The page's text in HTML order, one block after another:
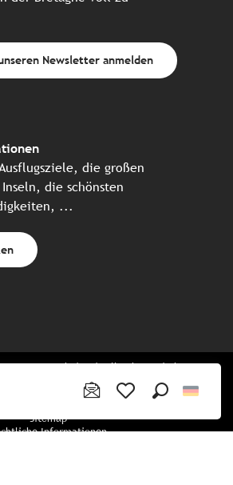
Newsletter anmelden
die großen
die schönsten
...
Zusammenarbeit mit allen bretonischen
Tourismuspartnern
Sitemap
Informationen